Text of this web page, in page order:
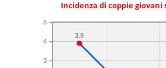
Incidenza di coppie giovani
3
4
5
3.9